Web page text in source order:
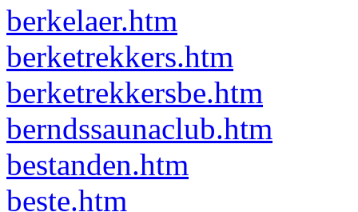
berkelaer.htm
berketrekkers.htm
berketrekkersbe.htm
berndssaunaclub.htm
bestanden.htm
beste.htm